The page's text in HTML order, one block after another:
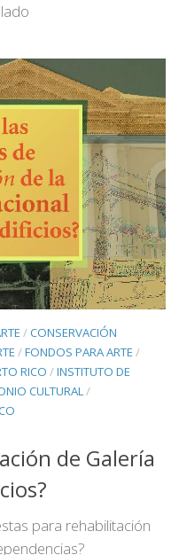
/CONSERVACIÓN
/FONDOS PARA ARTE /
RICO /INSTITUTO DE
CULTURAL/
de Galería
para rehabilitación